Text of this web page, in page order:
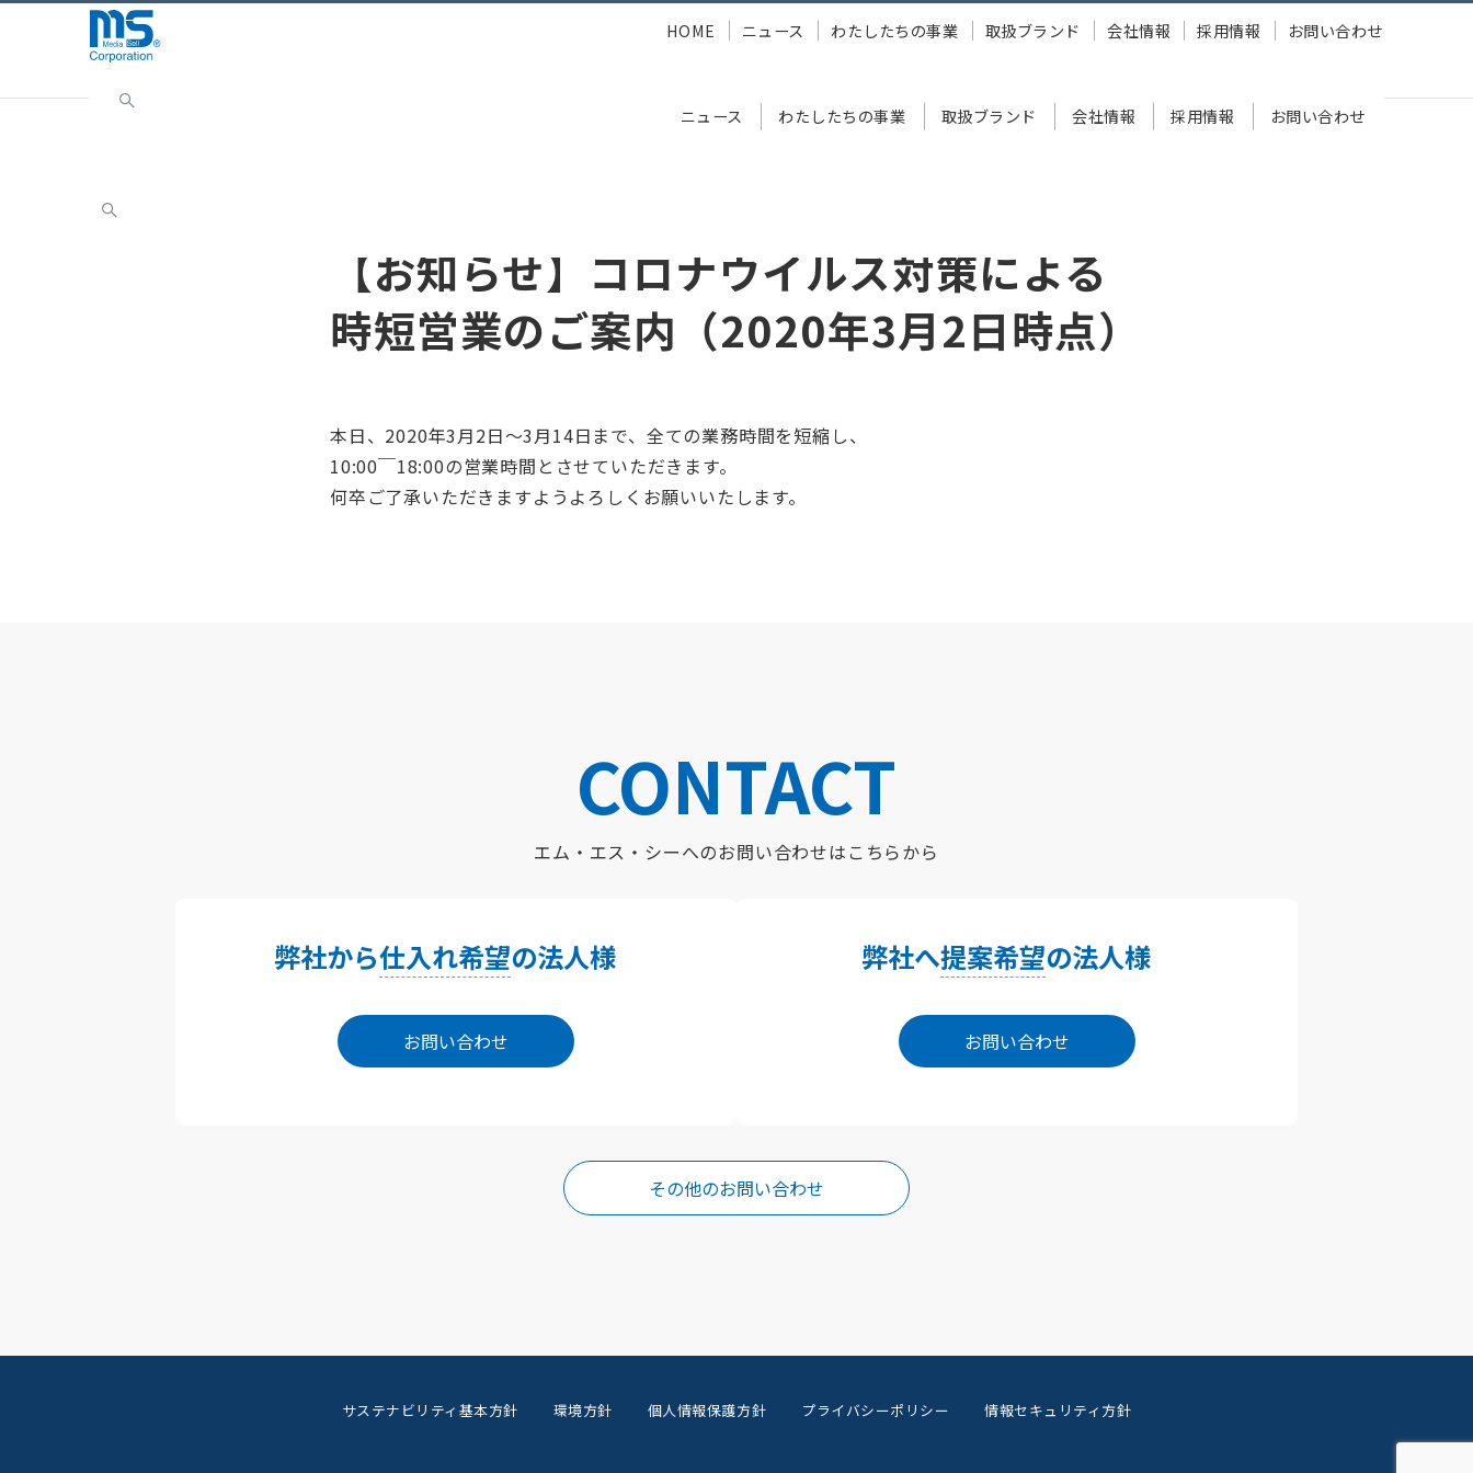
ニュース わたしたちの事業 取扱ブランド 会社情報 採用情報 お問い合わせ
HOME ニュース わたしたちの事業 取扱ブランド 会社情報 採用情報 お問い合わせ
【お知らせ】コロナウイルス対策による時短営業のご案内（2020年3月2日時点）
【お知らせ】コロナウイルス対策による
時短営業のご案内（2020年3月2日時点）
本日、2020年3月2日〜3月14日まで、全ての業務時間を短縮し、
10:00￣18:00の営業時間とさせていただきます。
何卒ご了承いただきますようよろしくお願いいたします。
CONTACT
エム・エス・シーへのお問い合わせはこちらから
弊社から仕入れ希望の法人様
お問い合わせ
弊社へ提案希望の法人様
お問い合わせ
その他のお問い合わせ
サステナビリティ基本方針 環境方針 個人情報保護方針 プライバシーポリシー 情報セキュリティ方針